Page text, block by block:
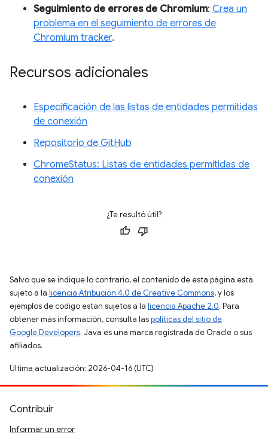
Seguimiento de errores de Chromium: Crea un
problema en el seguimiento de errores de
Chromium tracker.
Recursos adicionales
Especificación de las listas de entidades permitidas
de conexión
Repositorio de GitHub
ChromeStatus: Listas de entidades permitidas de
conexión
¿Te resultó útil?
Salvo que se indique lo contrario, el contenido de esta página está
sujeto a la licencia Atribución 4.0 de Creative Commons, y los
ejemplos de código están sujetos a la licencia Apache 2.0. Para
obtener más información, consulta laspolíticas del sitio de
Google Developers. Java es una marca registrada de Oracle o sus
afiliados.
Última actualización: 2026-04-16 (UTC)
Contribuir
Informar un error